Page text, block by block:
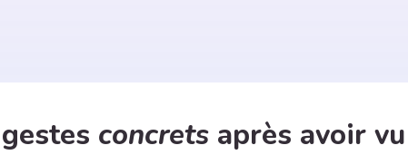
concrets après avoir